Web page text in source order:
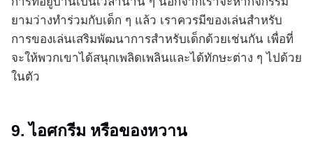
ยามว่างทำร่วมกับเด็ก ๆ แล้ว เราควรมีของเล่นสำหรับ
การของเล่นเสริมพัฒนาการสำหรับเด็กด้วยเช่นกัน เพื่อที่
จะให้พวกเขาได้สนุกเพลิดเพลินและได้ทักษะต่าง ๆ ไปด้วย
ในตัว
9. ไอศกรีม หรือของหวาน